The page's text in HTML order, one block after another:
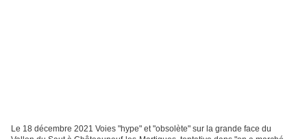
Le 18 décembre 2021 Voies "hype" et "obsolète" sur la grande face du